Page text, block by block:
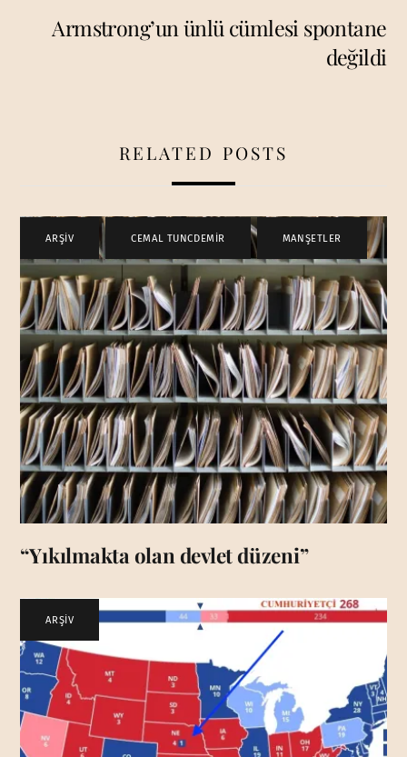
Armstrong’un ünlü cümlesi spontane
değildi
RELATED POSTS
ARŞİV CEMAL TUNCDEMİR , MANŞETLER
“Yıkılmakta olan devlet düzeni”
ARŞİV